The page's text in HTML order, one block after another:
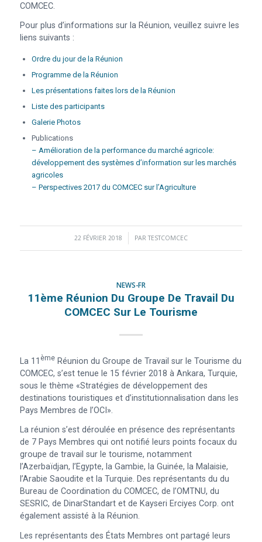
COMCEC.
Pour plus d’informations sur la Réunion, veuillez suivre les
liens suivants :
Ordre du jour de la Réunion
Programme de la Réunion
Les présentations faites lors de la Réunion
Liste des participants
Galerie Photos
Publications
– Amélioration de la performance du marché agricole:
développement des systèmes d’information sur les marchés
agricoles
– Perspectives 2017 du COMCEC sur l’Agriculture
22 FÉVRIER 2018
/ PARTESTCOMCEC
NEWS-FR
11ème Réunion Du Groupe De Travail Du
COMCEC Sur Le Tourisme
La 11 ÈmeRéunion du Groupe de Travail sur le Tourisme du
COMCEC, s’est tenue le 15 février 2018 à Ankara, Turquie,
sous le thème «Stratégies de développement des
destinations touristiques et d’institutionnalisation dans les
Pays Membres de l’OCI».
La réunion s’est déroulée en présence des représentants
de 7 Pays Membres qui ont notifié leurs points focaux du
groupe de travail sur le tourisme, notamment
l’Azerbaïdjan, l’Egypte, la Gambie, la Guinée, la Malaisie,
l’Arabie Saoudite et la Turquie. Des représentants du du
Bureau de Coordination du COMCEC, de l’OMTNU, du
SESRIC, de DinarStandart et de Kayseri Erciyes Corp. ont
également assisté à la Réunion.
Les représentants des États Membres ont partagé leurs